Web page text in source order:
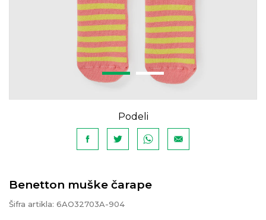
Podeli
Benetton muške čarape
Šifra artikla: 6AO32703A-904